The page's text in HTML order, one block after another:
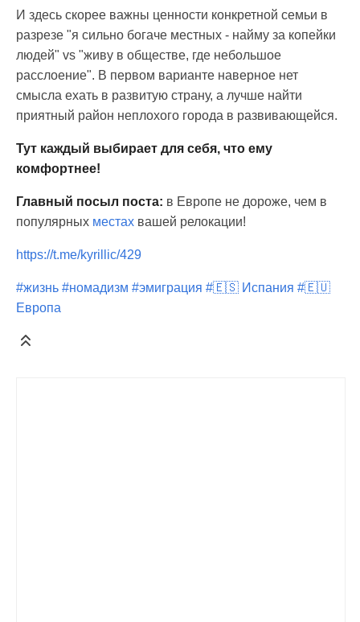
И здесь скорее важны ценности конкретной семьи в
разрезе "я сильно богаче местных - найму за копейки
людей" vs "живу в обществе, где небольшое
расслоение". В первом варианте наверное нет
смысла ехать в развитую страну, а лучше найти
приятный район неплохого города в развивающейся.
Тут каждый выбирает для себя, что ему
комфортнее!
Главный посыл поста: в Европе не дороже, чем в
популярных местах вашей релокации!
https://t.me/kyrillic/429
#жизнь #номадизм #эмиграция #🇪🇸 Испания #🇪🇺
Европа